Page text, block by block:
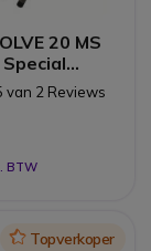
20 MS
Special
van 2 Reviews
BTW
IconTopverkoper